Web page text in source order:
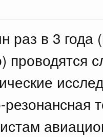
раз в 3
проводятся
резонансная
Здоровье
Культура
Государство
программы